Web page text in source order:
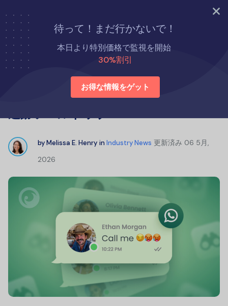
今すぐ試す
待って！まだ行かないで！
本日より特別価格で監視を開始
30%割引
お得な情報をゲット
ホーム
業界ニュース
信頼できるWhatsAppチャット履歴追跡ツールトップ
信頼できるWhatsAppチャット履歴
byMelissa E. Henry in Industry News 更新済み 06 5月,
2026